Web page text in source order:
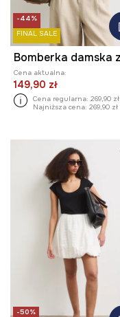
-44%
FINAL SALE
Cena aktualna:
149,90 zł
Cena regularna: 269,90 zł
Najniższa cena: 269,90 zł
-50%